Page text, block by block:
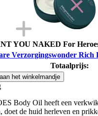
YOU NAKED For
Verzorgingswonder Rich
Totaalprijs:
het winkelmandje
Body Oil heeft een
doet de huid herleven en